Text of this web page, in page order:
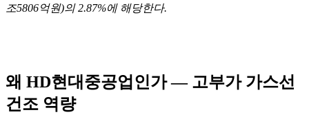
조5806억원)의 2.87%에 해당한다.
왜 HD현대중공업인가 — 고부가 가스선
건조 역량